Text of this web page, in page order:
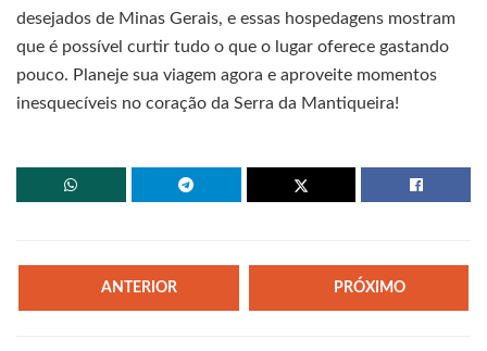
desejados de Minas Gerais, e essas hospedagens mostram
que é possível curtir tudo o que o lugar oferece gastando
pouco. Planeje sua viagem agora e aproveite momentos
inesquecíveis no coração da Serra da Mantiqueira!
ANTERIOR PRÓXIMO